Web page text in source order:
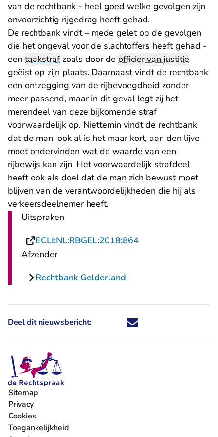
van de rechtbank - heel goed welke gevolgen zijn
onvoorzichtig rijgedrag heeft gehad.
De rechtbank vindt – mede gelet op de gevolgen
die het ongeval voor de slachtoffers heeft gehad -
een taakstrafzoals door de officier van justitie
geëist op zijn plaats. Daarnaast vindt de rechtbank
een ontzegging van de rijbevoegdheid zonder
meer passend, maar in dit geval legt zij het
merendeel van deze bijkomende straf
voorwaardelijk op. Niettemin vindt de rechtbank
dat de man, ook al is het maar kort, aan den lijve
moet ondervinden wat de waarde van een
rijbewijs kan zijn. Het voorwaardelijk strafdeel
heeft ook als doel dat de man zich bewust moet
blijven van de verantwoordelijkheden die hij als
verkeersdeelnemer heeft.
Uitspraken
ECLI:NL:RBGEL:2018:864- U verlaat
Afzender
Rechtbank Gelderland
Deel dit nieuwsbericht: Deel dit nieuwsbericht via X -
Deel dit nieuwsbericht via
Deel dit nieuwsbericht
Deel dit
Sitemap
Privacy
Cookies
Toegankelijkheid